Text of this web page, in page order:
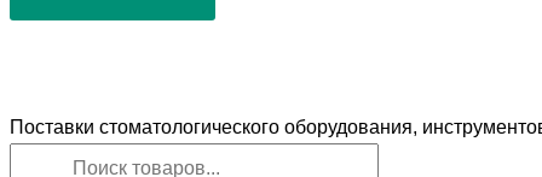
Поставки стоматологического оборудования,